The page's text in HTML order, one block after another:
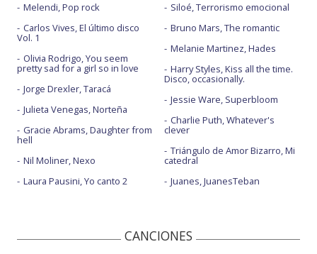
Melendi, Pop rock
Carlos Vives, El último disco
Vol. 1
Olivia Rodrigo, You seem
pretty sad for a girl so in love
Jorge Drexler, Taracá
Julieta Venegas, Norteña
Gracie Abrams, Daughter from
hell
Nil Moliner, Nexo
Laura Pausini, Yo canto 2
Siloé, Terrorismo emocional
Bruno Mars, The romantic
Melanie Martinez, Hades
Harry Styles, Kiss all the time.
Disco, occasionally.
Jessie Ware, Superbloom
Charlie Puth, Whatever's
clever
Triángulo de Amor Bizarro, Mi
catedral
Juanes, JuanesTeban
CANCIONES